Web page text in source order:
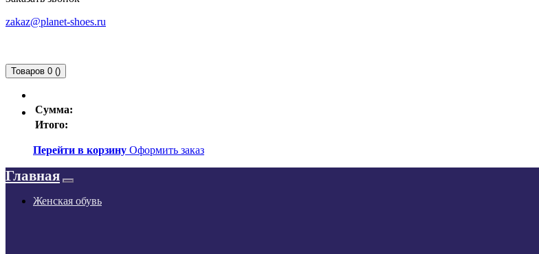
zakaz@planet-shoes.ru
Товаров 0 ()
Сумма:
Итого:
Перейти в корзину Оформить заказ
Главная
Женская обувь